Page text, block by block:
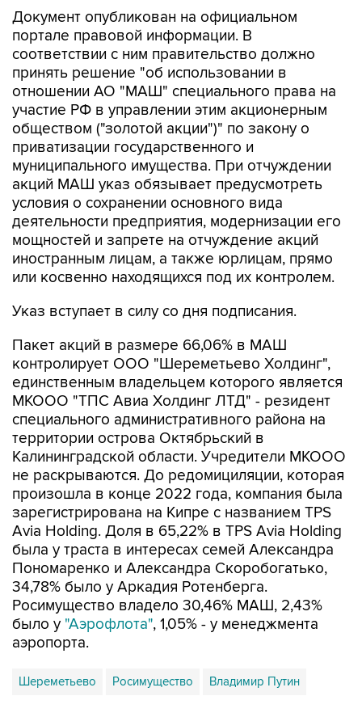
Документ опубликован на официальном
портале правовой информации. В
соответствии с ним правительство должно
принять решение "об использовании в
отношении АО "МАШ" специального права на
участие РФ в управлении этим акционерным
обществом ("золотой акции")" по закону о
приватизации государственного и
муниципального имущества. При отчуждении
акций МАШ указ обязывает предусмотреть
условия о сохранении основного вида
деятельности предприятия, модернизации его
мощностей и запрете на отчуждение акций
иностранным лицам, а также юрлицам, прямо
или косвенно находящихся под их контролем.
Указ вступает в силу со дня подписания.
Пакет акций в размере 66,06% в МАШ
контролирует ООО "Шереметьево Холдинг",
единственным владельцем которого является
МКООО "ТПС Авиа Холдинг ЛТД" - резидент
специального административного района на
территории острова Октябрьский в
Калининградской области. Учредители МКООО
не раскрываются. До редомициляции, которая
произошла в конце 2022 года, компания была
зарегистрирована на Кипре с названием TPS
Avia Holding. Доля в 65,22% в TPS Avia Holding
была у траста в интересах семей Александра
Пономаренко и Александра Скоробогатько,
34,78% было у Аркадия Ротенберга.
Росимущество владело 30,46% МАШ, 2,43%
было у "Аэрофлота", 1,05% - у менеджмента
аэропорта.
Шереметьево Росимущество Владимир Путин